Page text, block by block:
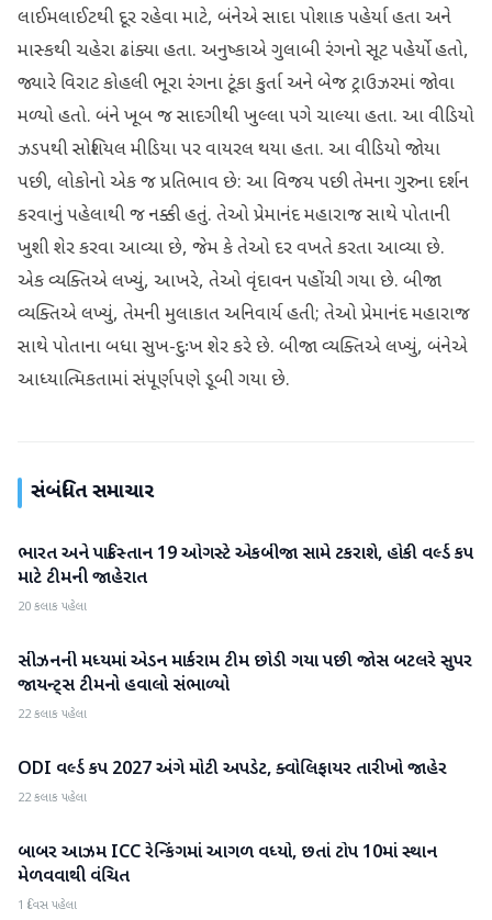
લાઈમલાઈટથી દૂર રહેવા માટે, બંનેએ સાદા પોશાક પહેર્યા હતા અને
માસ્કથી ચહેરા ઢાંક્યા હતા. અનુષ્કાએ ગુલાબી રંગનો સૂટ પહેર્યો હતો,
જ્યારે વિરાટ કોહલી ભૂરા રંગના ટૂંકા કુર્તા અને બેજ ટ્રાઉઝરમાં જોવા
મળ્યો હતો. બંને ખૂબ જ સાદગીથી ખુલ્લા પગે ચાલ્યા હતા. આ વીડિયો
ઝડપથી સોશિયલ મીડિયા પર વાયરલ થયા હતા. આ વીડિયો જોયા
પછી, લોકોનો એક જ પ્રતિભાવ છે: આ વિજય પછી તેમના ગુરુના દર્શન
કરવાનું પહેલાથી જ નક્કી હતું. તેઓ પ્રેમાનંદ મહારાજ સાથે પોતાની
ખુશી શેર કરવા આવ્યા છે, જેમ કે તેઓ દર વખતે કરતા આવ્યા છે.
એક વ્યક્તિએ લખ્યું, આખરે, તેઓ વૃંદાવન પહોંચી ગયા છે. બીજા
વ્યક્તિએ લખ્યું, તેમની મુલાકાત અનિવાર્ય હતી; તેઓ પ્રેમાનંદ મહારાજ
સાથે પોતાના બધા સુખ-દુઃખ શેર કરે છે. બીજા વ્યક્તિએ લખ્યું, બંનેએ
આધ્યાત્મિકતામાં સંપૂર્ણપણે ડૂબી ગયા છે.
સંબંધિત સમાચાર
રમતગમત
ભારત અને પાકિસ્તાન 19 ઓગસ્ટે એકબીજા સામે ટકરાશે, હોકી વર્લ્ડ કપ
માટે ટીમની જાહેરાત
20 કલાક પહેલા
રમતગમત
સીઝનની મધ્યમાં એડન માર્કરામ ટીમ છોડી ગયા પછી જોસ બટલરે સુપર
જાયન્ટ્સ ટીમનો હવાલો સંભાળ્યો
22 કલાક પહેલા
રમતગમત
ODI વર્લ્ડ કપ 2027 અંગે મોટી અપડેટ, ક્વોલિફાયર તારીખો જાહેર
22 કલાક પહેલા
રમતગમત
બાબર આઝમ ICC રેન્કિંગમાં આગળ વધ્યો, છતાં ટોપ 10માં સ્થાન
મેળવવાથી વંચિત
1 દિવસ પહેલા